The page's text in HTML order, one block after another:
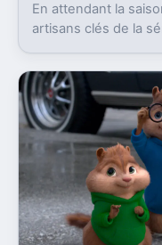
En attendant la
artisans clés de la